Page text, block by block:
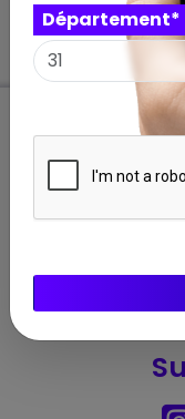
Abonnnez-
Département*